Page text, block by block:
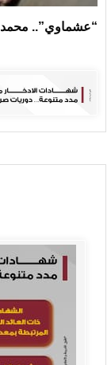
“عشماوي”.. محمد